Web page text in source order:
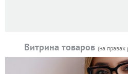
Витрина товаров (на